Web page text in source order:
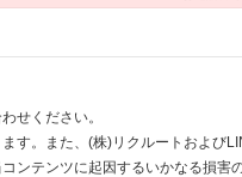
せください。
す。また、(株)リクルートおよび
ンテンツに起因するいかなる損害